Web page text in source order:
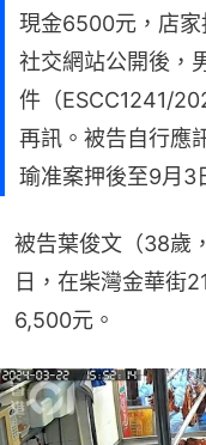
現金6500元，店
社交網站公開後，
件（ESCC1241/
再訊。被告自行應
瑜准案押後至9月3
被告葉俊文（38歲
日，在柴灣金華街
6,500元。